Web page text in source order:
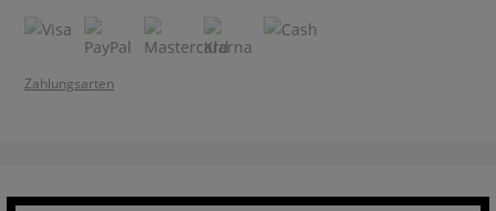
Zahlungsarten